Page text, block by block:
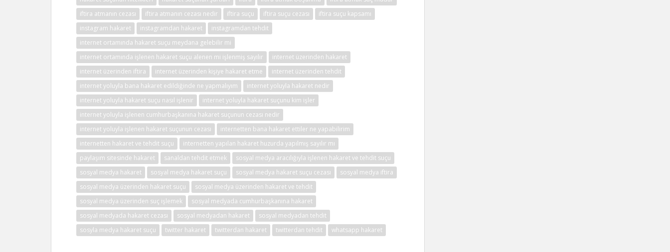
iftira atmanın cezası
iftira atmanın cezası nedir iftira suçu iftira suçu cezası
iftira suçu kapsamı
instagram hakaret
instagramdan hakaret
instagramdan tehdit
internet ortamında hakaret suçu meydana gelebilir mi
internet ortamında işlenen hakaret suçu alenen mi işlenmiş sayılır
internet üzerinden hakaret
internet üzerinden iftira
internet üzerinden kişiye hakaret etme
internet üzerinden tehdit
internet yoluyla bana hakaret edildiğinde ne yapmalıyım
internet yoluyla hakaret nedir
internet yoluyla hakaret suçu nasıl işlenir
internet yoluyla hakaret suçunu kim işler
internet yoluyla işlenen cumhurbaşkanına hakaret suçunun cezası nedir
internet yoluyla işlenen hakaret suçunun cezası
internetten bana hakaret ettiler ne yapabilirim
internetten hakaret ve tehdit suçu
internetten yapılan hakaret huzurda yapılmış sayılır mı
paylaşım sitesinde hakaret
sanaldan tehdit etmek
sosyal medya aracılığıyla işlenen hakaret ve tehdit suçu
sosyal medya hakaret
sosyal medya hakaret suçu sosyal medya hakaret suçu cezası
sosyal medya iftira
sosyal medya üzerinden hakaret suçu
sosyal medya üzerinden hakaret ve tehdit
sosyal medya üzerinden suç işlemek
sosyal medyada cumhurbaşkanına hakaret
sosyal medyada hakaret cezası
sosyal medyadan hakaret
sosyal medyadan tehdit
sosyla medya hakaret suçu
twitter hakaret twitterdan hakaret twitterdan tehdit whatsapp hakaret